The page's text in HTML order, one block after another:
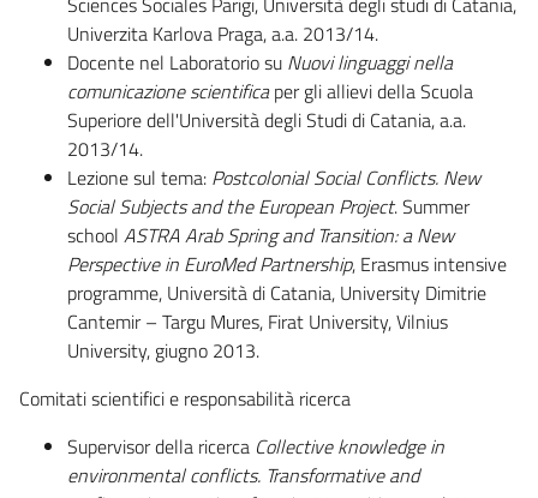
Univerzita Karlova Praga, a.a. 2013/14.
Docente nel Laboratorio su Nuovi linguaggi nella
comunicazione scientificaper gli allievi della Scuola
Superiore dell'Università degli Studi di Catania, a.a.
2013/14.
Lezione sul tema: PostcolonialSocial Conflicts. New
SocialSubjects and the European Project. Summer
school ASTRA Arab Spring and Transition: a New
Perspective in EuroMed Partnership, Erasmus intensive
programme, Università di Catania, University Dimitrie
Cantemir – Targu Mures, Firat University, Vilnius
University, giugno 2013.
Comitati scientifici e responsabilità ricerca
Supervisor della ricerca Collective knowledge in
environmental conflicts. Transformative and